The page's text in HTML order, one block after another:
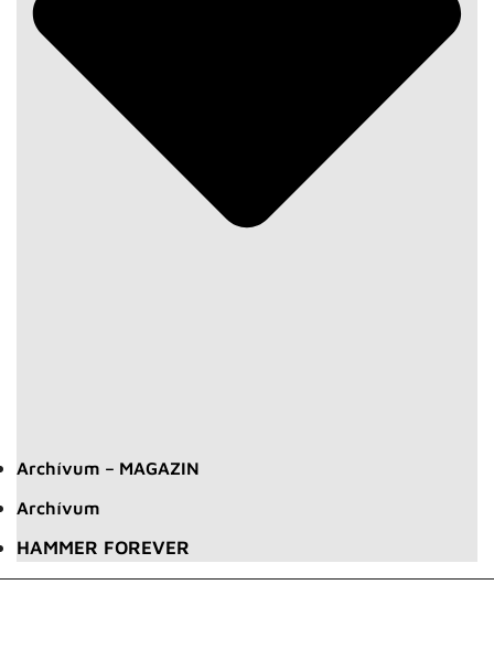
Archívum – MAGAZIN
Archívum
HAMMER FOREVER